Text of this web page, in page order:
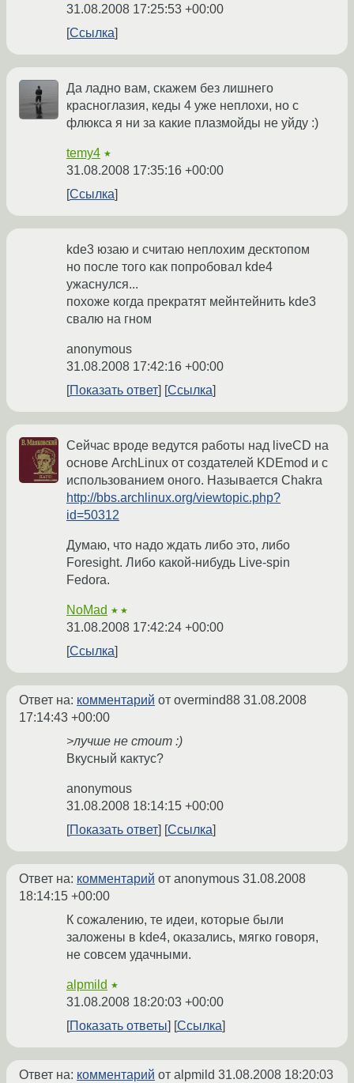
31.08.2008 17:25:53 +00:00
Ссылка
Да ладно вам, скажем без лишнего
красноглазия, кеды 4 уже неплохи, но с
флюкса я ни за какие плазмойды не уйду :)
temy4 ★
31.08.2008 17:35:16 +00:00
Ссылка
kde3 юзаю и считаю неплохим десктопом
но после того как попробовал kde4
ужаснулся...
похоже когда прекратят мейнтейнить kde3
свалю на гном
anonymous
31.08.2008 17:42:16 +00:00
Показать ответ
Ссылка
Сейчас вроде ведутся работы над liveCD на
основе ArchLinux от создателей KDEmod и с
использованием оного. Называется Chakra
http://bbs.archlinux.org/viewtopic.php?
id=50312
Думаю, что надо ждать либо это, либо
Foresight. Либо какой-нибудь Live-spin
Fedora.
NoMad ★★
31.08.2008 17:42:24 +00:00
Ссылка
Ответ на: комментарий от overmind88 31.08.2008
17:14:43 +00:00
>лучше не стоит :)
Вкусный кактус?
anonymous
31.08.2008 18:14:15 +00:00
Показать ответ
Ссылка
Ответ на: комментарий от anonymous 31.08.2008
18:14:15 +00:00
К сожалению, те идеи, которые были
заложены в kde4, оказались, мягко говоря,
не совсем удачными.
alpmild ★
31.08.2008 18:20:03 +00:00
Показать ответы
Ссылка
Ответ на: комментарий от alpmild 31.08.2008 18:20:03